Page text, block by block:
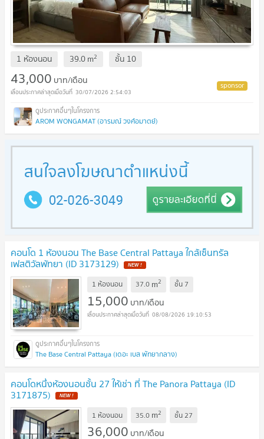
1 ห้องนอน 39.0m2 ชั้น 10
43,000 บาท/เดือน
30/07/2026 2:54:03
AROM WONGAMAT (อารมณ์ วงศ์อมาตย์)
คอนโด 1 ห้องนอน The Base Central Pattaya ใกล้เซ็นทรัล
เฟสติวัลพัทยา (ID 3173129)
1 ห้องนอน 37.0 m2 ชั้น 7
15,000 บาท/เดือน
08/08/2026 19:10:53
The Base Central Pattaya (เดอะ เบส พัทยากลาง)
คอนโดหนึ่งห้องนอนชั้น 27 ให้เช่า ที่ The Panora Pattaya (ID
3171875)
1 ห้องนอน 35.0 m2 ชั้น27
36,000 บาท/เดือน